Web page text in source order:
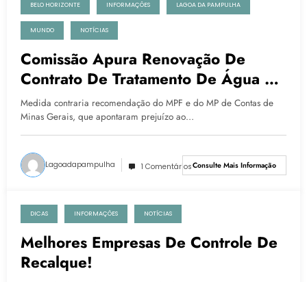
27 de outubro de 2022
BELO HORIZONTE INFORMAÇÕES LAGOA DA PAMPULHA
MUNDO NOTÍCIAS
Comissão Apura Renovação De
Contrato De Tratamento De Água Da
Lagoa Da Pampulha
Medida contraria recomendação do MPF e do MP de Contas de
Minas Gerais, que apontaram prejuízo ao…
Lagoadapampulha 1 ComentáriosConsulte Mais Informação
25 de outubro de 2022
DICAS INFORMAÇÕES NOTÍCIAS
Melhores Empresas De Controle De
Recalque!